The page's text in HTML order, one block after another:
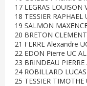
17 LEGRAS LOUISON
18 TESSIER
19 SALMON
20 BRETON
21 FERRE Alexandre
22 EDON Pierre UC
23 BRINDEAU
24 ROBILLARD
25 TESSIER